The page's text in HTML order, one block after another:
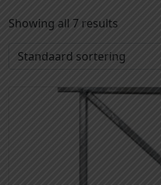
Showing all 7 results